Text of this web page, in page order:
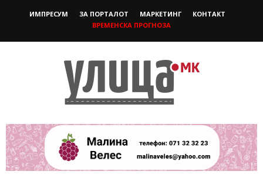
ИМПРЕСУМ ЗА ПОРТАЛОТ МАРКЕТИНГ
КОНТАКТ
ВРЕМЕНСКА ПРОГНОЗА